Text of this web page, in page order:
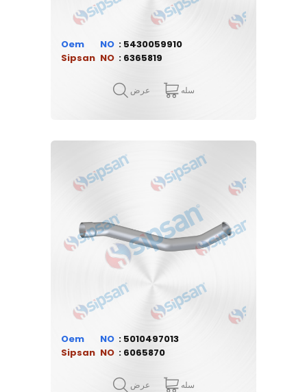
Oem
5430059910
Sipsan
6365819
عرض سله
Oem
5010497013
Sipsan
6065870
عرض سله